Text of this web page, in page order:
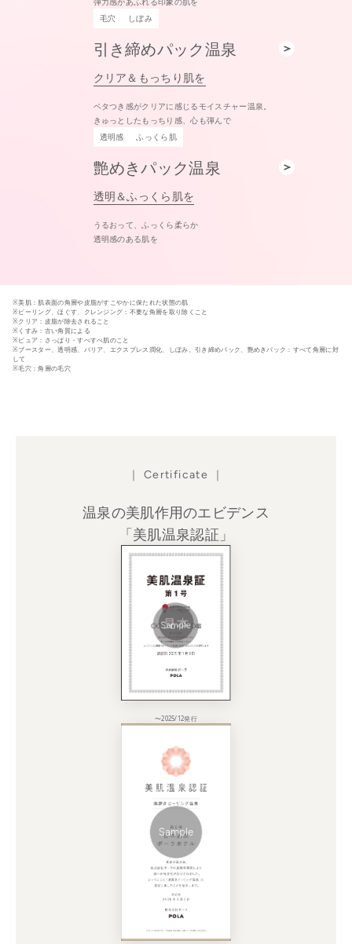
毛穴
しぼみ
引き締めパック温泉
クリア＆もっちり肌を
ベタつき感がクリアに感じるモイスチャー温泉。
きゅっとしたもっちり感、心も弾んで
透明感
ふっくら肌
艶めきパック温泉
透明＆ふっくら肌を
うるおって、ふっくら柔らか
透明感のある肌を
※美肌：肌表面の角層や皮脂がすこやかに保たれた状態の肌
※ピーリング、ほぐす、クレンジング：不要な角層を取り除くこと
※クリア：皮脂が除去されること
※くすみ：古い角質による
※ピュア：さっぱり・すべすべ肌のこと
※ブースター、透明感、バリア、エクスプレス潤化、しぼみ、引き締めパック、艶めきパック：すべて角層に対
して
※毛穴：角層の毛穴
｜ Certificate ｜
温泉の美肌作用のエビデンス
「美肌温泉認証」
〜2025/12発行